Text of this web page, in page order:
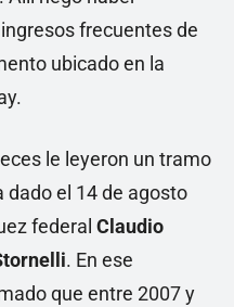
frecuentes de
ubicado en la
le leyeron un tramo
dado el 14 de agosto
federal Claudio
. En ese
que entre 2007 y